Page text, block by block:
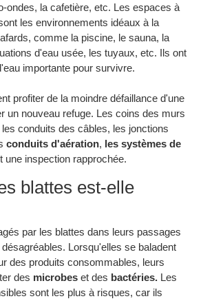
ondes, la cafetière, etc. Les espaces à
les environnements idéaux à la
comme la piscine, le sauna, la
d'eau usée, les tuyaux, etc. Ils ont
importante pour survivre.
profiter de la moindre défaillance d'une
un nouveau refuge. Les coins des murs
conduits des câbles, les jonctions
conduits d'aération, les systèmes de
une inspection rapprochée.
blattes est-elle
par les blattes dans leurs passages
Lorsqu'elles se baladent
des produits consommables, leurs
des microbes et des bactéries. Les
sont les plus à risques, car ils